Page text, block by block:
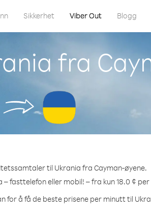
Sikkerhet Viber Out Blogg
fra
til Ukrania fra Cayman-øyene.
– fasttelefon eller mobil! – fra kun 18.0 ¢
for å få de beste prisene per minutt til